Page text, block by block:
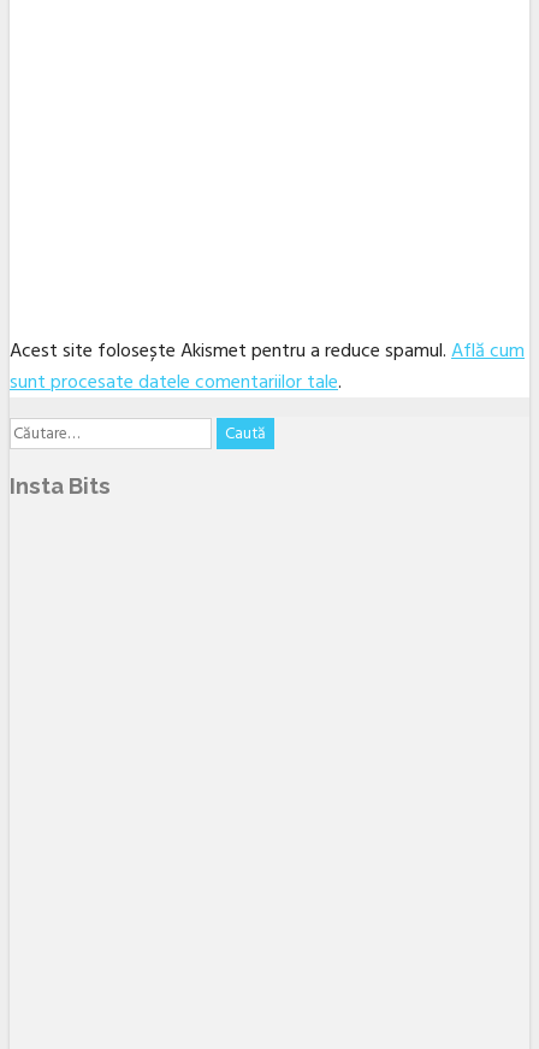
Acest site folosește Akismet pentru a reduce spamul.Află cum
sunt procesate datele comentariilor tale.
Caută
Insta Bits
Facebook
Twitter
Linkedin
YouTube
Instagram
Email